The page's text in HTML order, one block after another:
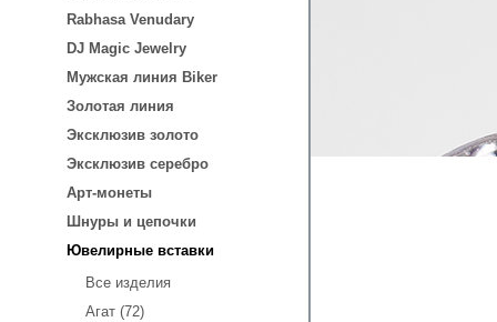
Rabhasa Venudary
DJ Magic Jewelry
Мужская линия Biker
Золотая линия
Эксклюзив золото
Эксклюзив серебро
Арт-монеты
Шнуры и цепочки
Ювелирные вставки
Все изделия
Агат (72)